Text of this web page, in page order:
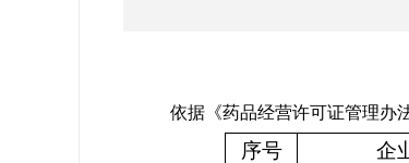
依据《药品经营许可证管理办
序号 企